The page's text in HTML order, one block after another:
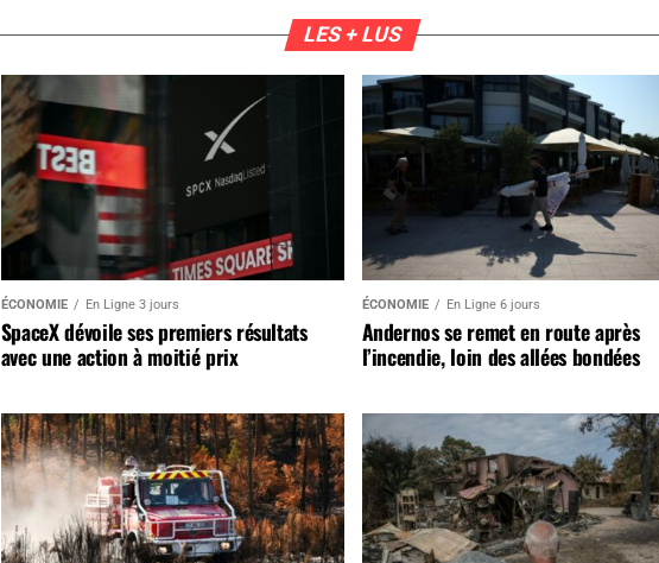
LES + LUS
ÉCONOMIE En Ligne 3 jours
SpaceX dévoile ses premiers résultats
avec une action à moitié prix
ÉCONOMIE En Ligne 6 jours
Andernos se remet en route après
l’incendie, loin des allées bondées